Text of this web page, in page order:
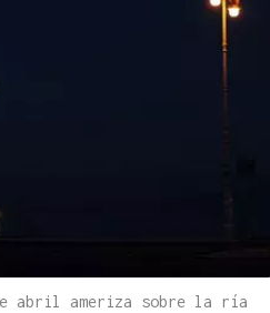
abril ameriza sobre la ría